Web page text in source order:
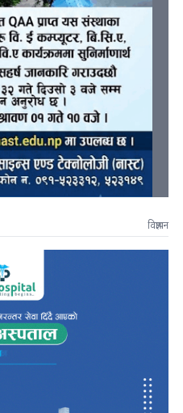
विज्ञापन